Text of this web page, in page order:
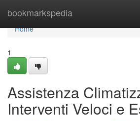
bookmarkspedia
Home
Home
1
Assistenza
Interventi Veloci e